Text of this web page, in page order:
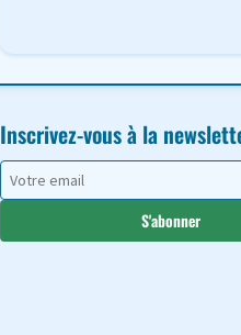
Inscrivez-vous à la
S'abonner